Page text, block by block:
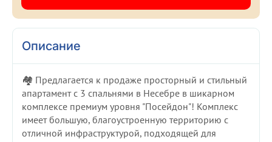
Описание
🏘️ Предлагается к продаже просторный и стильный
апартамент с 3 спальнями в Несебре в шикарном
комплексе премиум уровня "Посейдон"! Комплекс
имеет большую, благоустроенную территорию с
отличной инфраструктурой, подходящей для